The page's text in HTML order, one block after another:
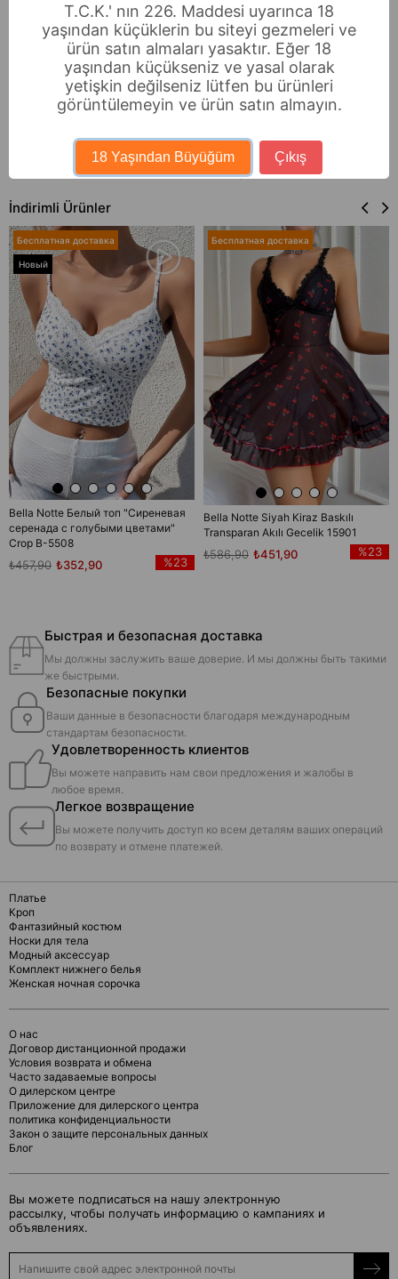
Fırfırlı Şık Gecelik 15957
сорочка с кружевными деталями и
аксессуарами 15779
₺1.779,60
İndirimli Ürünler
Bella Notte Белый топ "Сиреневая
серенада с голубыми цветами"
Crop B-5508
₺352,90
₺457,90 %23
Бесплатная доставка
Новый
товар
Bella Notte Siyah Kiraz Baskılı
Transparan Akılı Gecelik 15901
₺451,90
₺586,90 %23
Бесплатная доставка
Быстрая и безопасная доставка
Мы должны заслужить ваше доверие. И мы должны быть такими
же быстрыми.
Безопасные покупки
Ваши данные в безопасности благодаря международным
стандартам безопасности.
Удовлетворенность клиентов
Вы можете направить нам свои предложения и жалобы в
любое время.
Легкое возвращение
Вы можете получить доступ ко всем деталям ваших операций
по возврату и отмене платежей.
Платье
Кроп
Фантазийный костюм
Носки для тела
Модный аксессуар
Комплект нижнего белья
Женская ночная сорочка
О нас
Договор дистанционной продажи
Условия возврата и обмена
Часто задаваемые вопросы
О дилерском центре
Приложение для дилерского центра
политика конфиденциальности
Закон о защите персональных данных
Блог
Вы можете подписаться на нашу электронную
рассылку, чтобы получать информацию о кампаниях и
объявлениях.
T.C.K.' nın 226. Maddesi uyarınca 18
yaşından küçüklerin bu siteyi gezmeleri ve
ürün satın almaları yasaktır. Eğer 18
yaşından küçükseniz ve yasal olarak
yetişkin değilseniz lütfen bu ürünleri
görüntülemeyin ve ürün satın almayın.
18 Yaşından Büyüğüm Çıkış